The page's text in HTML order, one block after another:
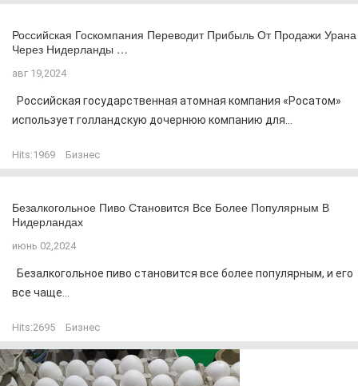
Российская Госкомпания Переводит Прибыль От Продажи Урана
Через Нидерланды …
авг 19,2024
Российская государственная атомная компания «Росатом»
использует голландскую дочернюю компанию для...
Hits:1969 Бизнес
Безалкогольное Пиво Становится Все Более Популярным В
Нидерландах
июнь 02,2024
Безалкогольное пиво становится все более популярным, и его
все чаще...
Hits:2695 Бизнес